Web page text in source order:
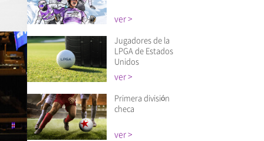
ver >
Jugadores de la
LPGA de Estados
Unidos
ver >
Primera división
checa
ver >